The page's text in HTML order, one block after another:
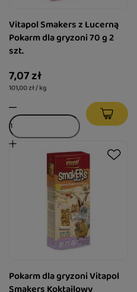
Vitapol Smakers z Lucerną
Pokarm dla gryzoni 70 g 2
szt.
7,07 zł
101,00 zł / kg
Pokarm dla gryzoni Vitapol